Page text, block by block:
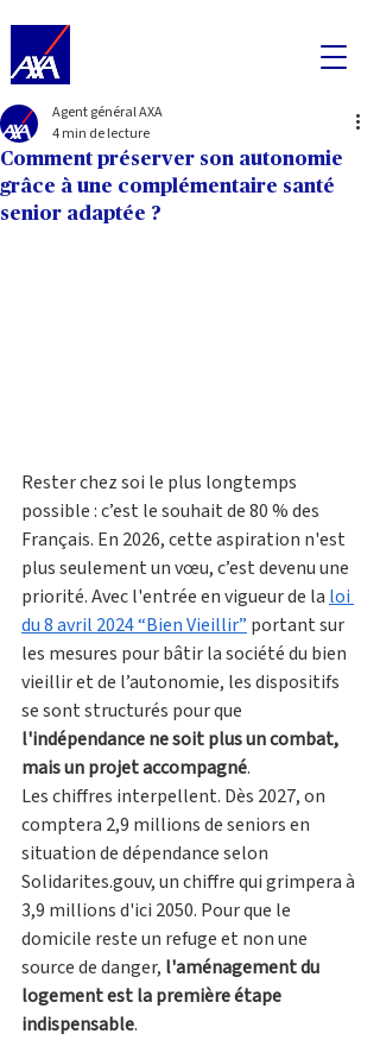
Comment préserver son autonomie
grâce à une complémentaire santé
senior adaptée ?
Agent général AXA
4 min de lecture
Rester chez soi le plus longtemps
possible : c’est le souhait de 80 % des
Français. En 2026, cette aspiration n'est
plus seulement un vœu, c’est devenu une
priorité. Avec l'entrée en vigueur de la loi
du 8 avril 2024 “Bien Vieillir” portant sur
les mesures pour bâtir la société du bien
vieillir et de l’autonomie, les dispositifs
se sont structurés pour que
l'indépendance ne soit plus un combat,
mais un projet accompagné.
Les chiffres interpellent. Dès 2027, on
comptera 2,9 millions de seniors en
situation de dépendance selon
Solidarites.gouv, un chiffre qui grimpera à
3,9 millions d'ici 2050. Pour que le
domicile reste un refuge et non une
source de danger, l'aménagement du
logement est la première étape
indispensable.